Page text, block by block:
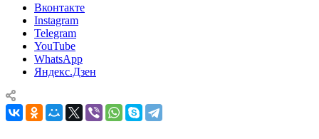
Вконтакте
Instagram
Telegram
YouTube
WhatsApp
Яндекс.Дзен